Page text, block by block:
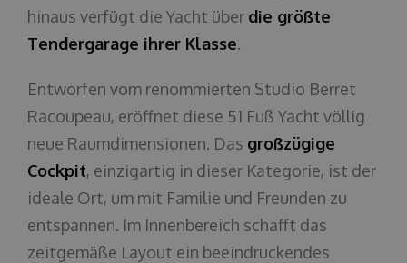
hinaus verfügt die Yacht über die größte
Tendergarage ihrer Klasse.
Entworfen vom renommierten Studio Berret
Racoupeau, eröffnet diese 51 Fuß Yacht völlig
neue Raumdimensionen. Das großzügige
Cockpit, einzigartig in dieser Kategorie, ist der
ideale Ort, um mit Familie und Freunden zu
entspannen. Im Innenbereich schafft das
zeitgemäße Layout ein beeindruckendes